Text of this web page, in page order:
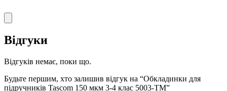
Відгуки
Відгуків немає, поки що.
Будьте першим, хто залишив відгук на “Обкладинки для
підручників Tascom 150 мкм 3-4 клас 5003-ТМ”